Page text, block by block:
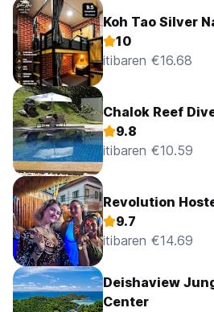
Koh Tao Silver
10
itibaren €16.68
Chalok Reef
9.8
itibaren €10.59
Revolution
9.7
itibaren €14.69
Deishaview
Center